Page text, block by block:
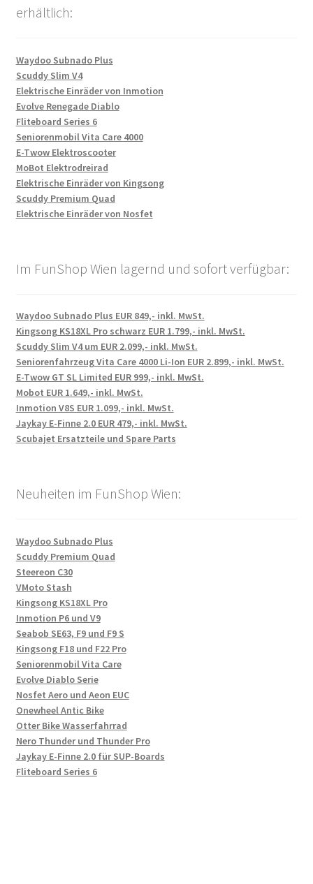
erhältlich:
Waydoo Subnado Plus
Scuddy Slim V4
Elektrische Einräder von Inmotion
Evolve Renegade Diablo
Fliteboard Series 6
Seniorenmobil Vita Care 4000
E-Twow Elektroscooter
MoBot Elektrodreirad
Elektrische Einräder von Kingsong
Scuddy Premium Quad
Elektrische Einräder von Nosfet
Im FunShop Wien lagernd und sofort verfügbar:
Waydoo Subnado Plus EUR 849,- inkl. MwSt.
Kingsong KS18XL Pro schwarz EUR 1.799,- inkl. MwSt.
Scuddy Slim V4 um EUR 2.099,- inkl. MwSt.
Seniorenfahrzeug Vita Care 4000 Li-Ion EUR 2.899,- inkl. MwSt.
E-Twow GT SL Limited EUR 999,- inkl. MwSt.
Mobot EUR 1.649,- inkl. MwSt.
Inmotion V8S EUR 1.099,- inkl. MwSt.
Jaykay E-Finne 2.0 EUR 479,- inkl. MwSt.
Scubajet Ersatzteile und Spare Parts
Neuheiten im FunShop Wien:
Waydoo Subnado Plus
Scuddy Premium Quad
Steereon C30
VMoto Stash
Kingsong KS18XL Pro
Inmotion P6 und V9
Seabob SE63, F9 und F9 S
Kingsong F18 und F22 Pro
Seniorenmobil Vita Care
Evolve Diablo Serie
Nosfet Aero und Aeon EUC
Onewheel Antic Bike
Otter Bike Wasserfahrrad
Nero Thunder und Thunder Pro
Jaykay E-Finne 2.0 für SUP-Boards
Fliteboard Series 6